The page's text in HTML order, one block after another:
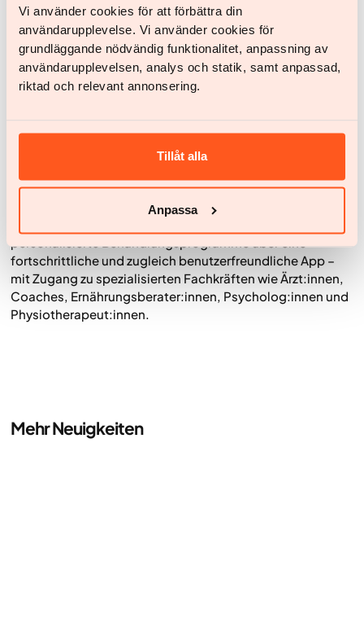
Vi använder cookies för att förbättra din
användarupplevelse. Vi använder cookies för
grundläggande nödvändig funktionalitet, anpassning av
användarupplevelsen, analys och statik, samt anpassad,
riktad och relevant annonsering.
Tillåt alla
Anpassa
Über Yazen Health
Gegründet 2021 von medizinischen Fachkräften in
Schweden, ist Yazen ein Vorreiter eines wegweisenden
Ansatzes zur Behandlung von Adipositas durch digitale
bahnbrechender GLP-1- und GLP-1/GIP-Medikamente zur
Gewichtsreduktion mit umfassender Lebensstilberatung
bietet Yazen eine ganzheitliche, datengestützte Lösung.
bereits mehr als 300 Tonnen Gewicht verloren haben,
setzt Yazen neue Maßstäbe im Kampf gegen die weltweite
fortschrittliche und zugleich benutzerfreundliche App –
mit Zugang zu spezialisierten Fachkräften wie Ärzt:innen,
Coaches, Ernährungsberater:innen, Psycholog:innen und
Physiotherapeut:innen.
Mehr Neuigkeiten